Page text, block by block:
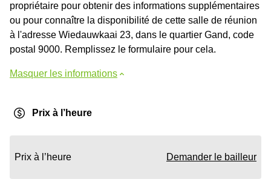
propriétaire pour obtenir des informations supplémentaires
ou pour connaître la disponibilité de cette salle de réunion
à l'adresse Wiedauwkaai 23, dans le quartier Gand, code
postal 9000. Remplissez le formulaire pour cela.
Masquer les informations
Prix à l’heure
Prix à l’heure Demander le bailleur